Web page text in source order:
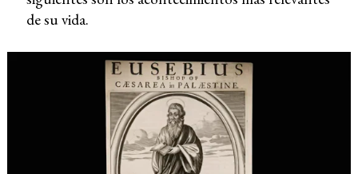
de su vida.